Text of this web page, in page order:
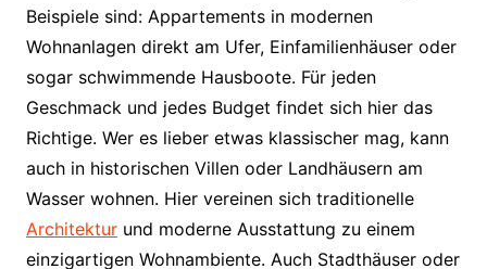
Beispiele sind: Appartements in modernen
Wohnanlagen direkt am Ufer, Einfamilienhäuser oder
sogar schwimmende Hausboote. Für jeden
Geschmack und jedes Budget findet sich hier das
Richtige. Wer es lieber etwas klassischer mag, kann
auch in historischen Villen oder Landhäusern am
Wasser wohnen. Hier vereinen sich traditionelle
Architekturund moderne Ausstattung zu einem
einzigartigen Wohnambiente. Auch Stadthäuser oder